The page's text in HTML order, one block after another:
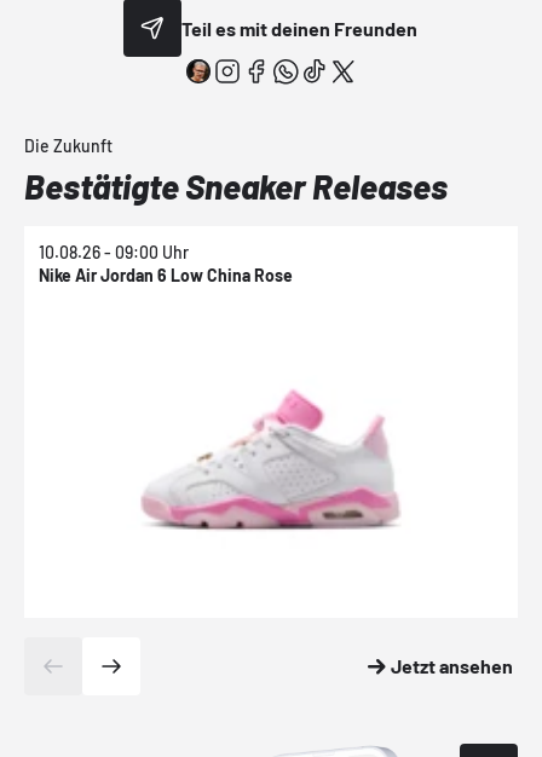
Teil es mit deinen Freunden
Die Zukunft
Bestätigte Sneaker Releases
10.08.26 - 09:00 Uhr
Nike Air Jordan 6 Low China Rose
Jetzt ansehen